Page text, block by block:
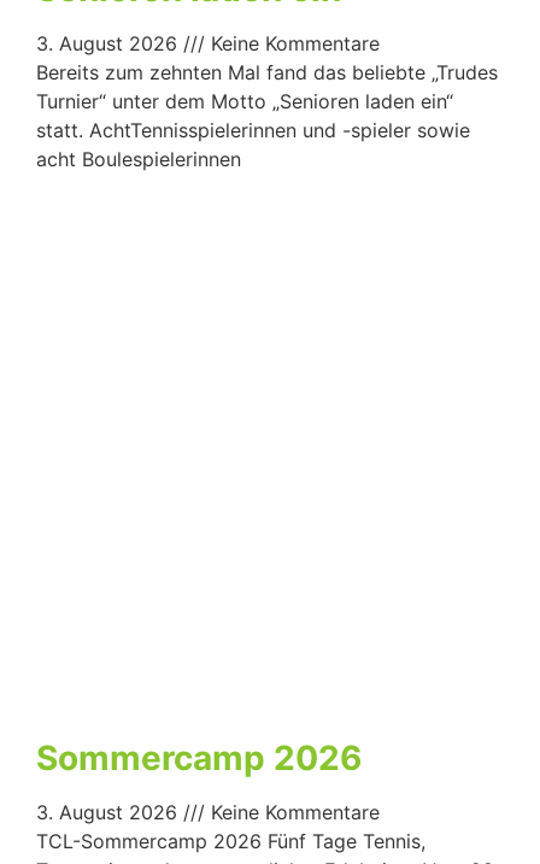
3. August 2026
Keine Kommentare
Bereits zum zehnten Mal fand das beliebte „Trudes
Turnier“ unter dem Motto „Senioren laden ein“
statt. AchtTennisspielerinnen und -spieler sowie
acht Boulespielerinnen
Sommercamp 2026
3. August 2026
Keine Kommentare
TCL-Sommercamp 2026 Fünf Tage Tennis,